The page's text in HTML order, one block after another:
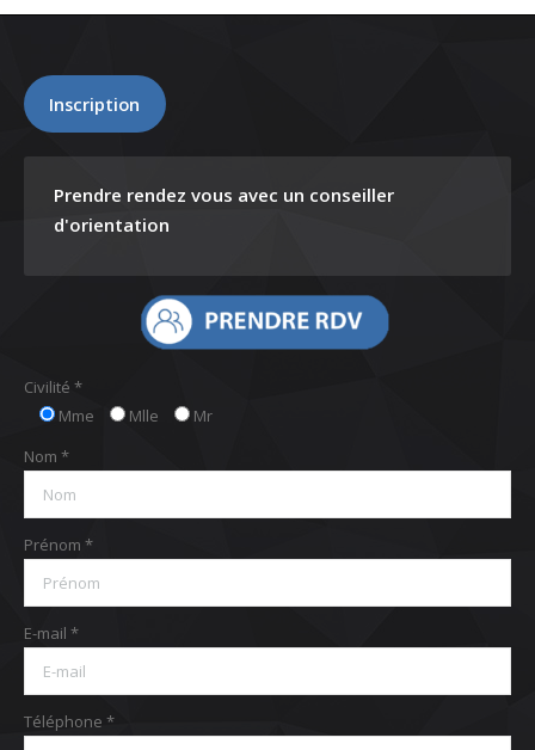
Inscription
Prendre rendez vous avec un conseiller
d'orientation
Civilité *
Mme
Mlle
Mr
Nom *
Prénom *
E-mail *
Téléphone *